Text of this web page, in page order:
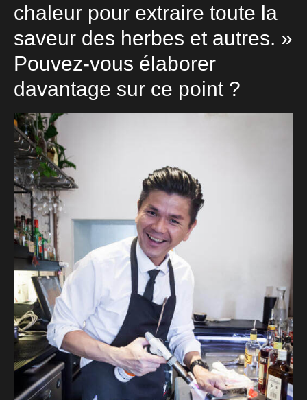
chaleur pour extraire toute la
saveur des herbes et autres. »
Pouvez-vous élaborer
davantage sur ce point ?